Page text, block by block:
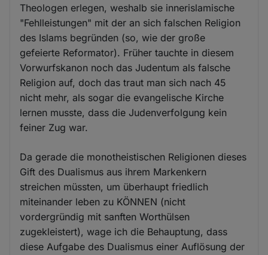
Theologen erlegen, weshalb sie innerislamische
"Fehlleistungen" mit der an sich falschen Religion
des Islams begründen (so, wie der große
gefeierte Reformator). Früher tauchte in diesem
Vorwurfskanon noch das Judentum als falsche
Religion auf, doch das traut man sich nach 45
nicht mehr, als sogar die evangelische Kirche
lernen musste, dass die Judenverfolgung kein
feiner Zug war.
Da gerade die monotheistischen Religionen dieses
Gift des Dualismus aus ihrem Markenkern
streichen müssten, um überhaupt friedlich
miteinander leben zu KÖNNEN (nicht
vordergründig mit sanften Worthülsen
zugekleistert), wage ich die Behauptung, dass
diese Aufgabe des Dualismus einer Auflösung der